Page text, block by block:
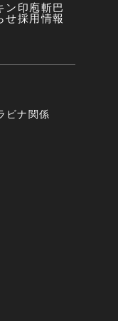
ン印 庖斬巴
せ採用情報
ビナ関係